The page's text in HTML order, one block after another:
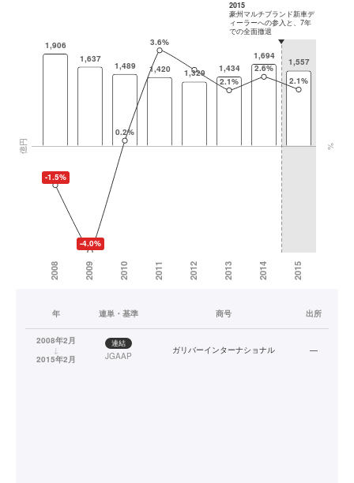
年 連単・基準 商号 出所
2008年2月
↓
2015年2月
連結
JGAAP
ガリバーインターナショナル —